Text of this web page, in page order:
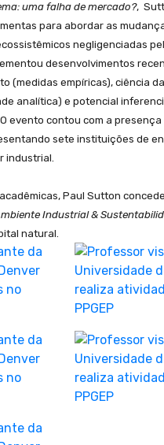
uma falha de mercado?,
para abordar as
negligenciadas
desenvolvimentos
(medidas empíricas), ciência
analítica) e potencial
evento contou com a presença
sete instituições de
industrial.
Paul Sutton
Industrial &
natural.